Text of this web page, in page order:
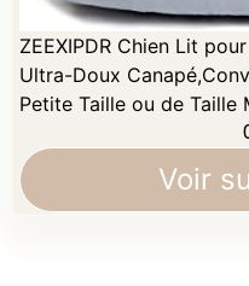
ZEEXIPDR Chien Lit
Ultra-Doux
Petite Taille ou de Taille
Voir